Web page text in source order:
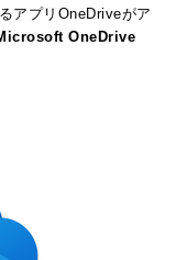
アプリOneDriveがア
OneDrive